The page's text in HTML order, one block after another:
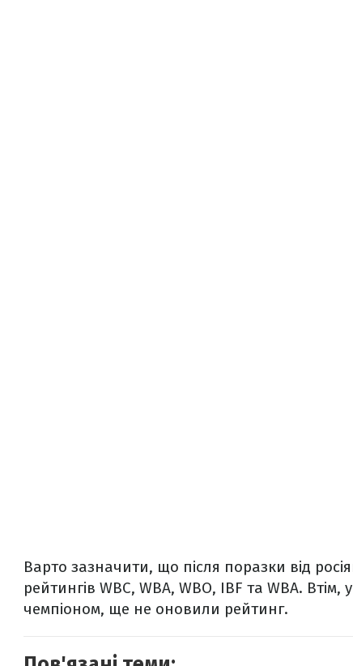
Варто зазначити, що після поразки від
рейтингів WBC, WBA, WBO, IBF та WBA. Втім,
чемпіоном, ще не оновили рейтинг.